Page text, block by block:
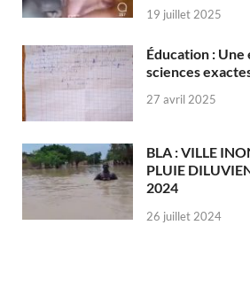
19 juillet 2025
Éducation :
sciences
27 avril 2025
BLA : VILLE
PLUIE
2024
26 juillet 2024